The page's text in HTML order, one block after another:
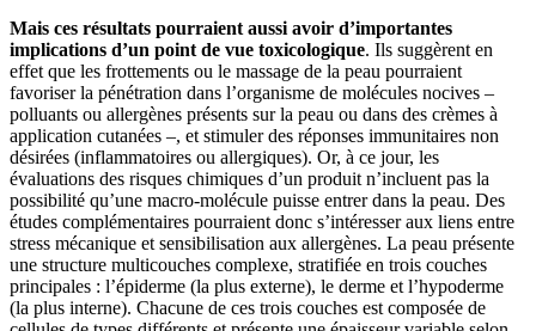
Mais ces résultats pourraient aussi avoir d’importantes
implications d’un point de vue toxicologique. Ils suggèrent en
effet que les frottements ou le massage de la peau pourraient
favoriser la pénétration dans l’organisme de molécules nocives –
polluants ou allergènes présents sur la peau ou dans des crèmes à
application cutanées –, et stimuler des réponses immunitaires non
désirées (inflammatoires ou allergiques). Or, à ce jour, les
évaluations des risques chimiques d’un produit n’incluent pas la
possibilité qu’une macro-molécule puisse entrer dans la peau. Des
études complémentaires pourraient donc s’intéresser aux liens entre
stress mécanique et sensibilisation aux allergènes. La peau présente
une structure multicouches complexe, stratifiée en trois couches
principales : l’épiderme (la plus externe), le derme et l’hypoderme
(la plus interne). Chacune de ces trois couches est composée de